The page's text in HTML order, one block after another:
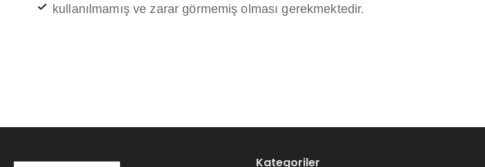
kullanılmamış ve zarar görmemiş olması gerekmektedir.
Kategoriler